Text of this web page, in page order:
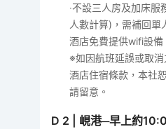
‧不設三人房及加床
人數計算)，需補回單
酒店免費提供wifi設備
※如因航班延誤或取
酒店住宿條款，本社
請留意。
D 2
峴港─早上約